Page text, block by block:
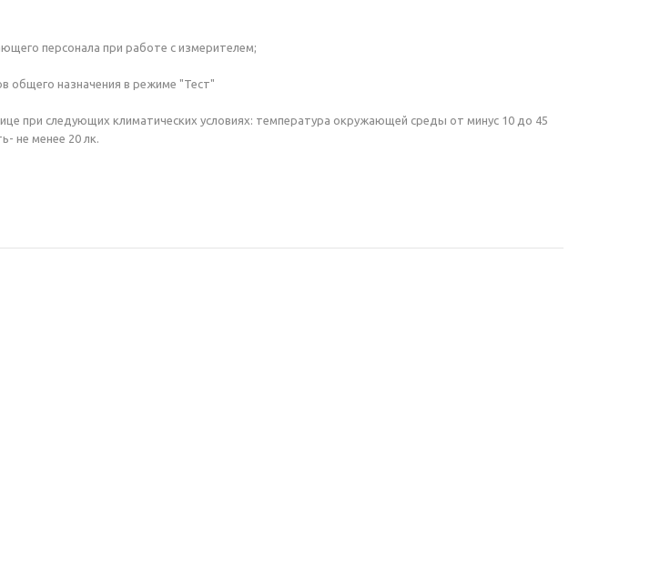
персонала при работе c измерителем;
общего назначения в режиме "Тест"
при следующих климатических условиях: температура окружающей среды от минус 10 до 45
не менее 20 лк.